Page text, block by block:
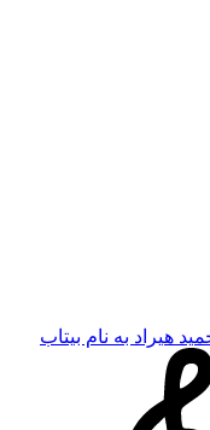
هیراد به نام بیتاب